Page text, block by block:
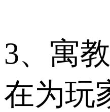
3、寓
在为玩